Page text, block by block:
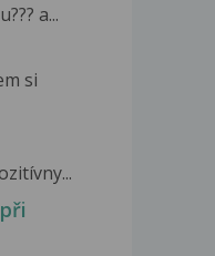
a...
si